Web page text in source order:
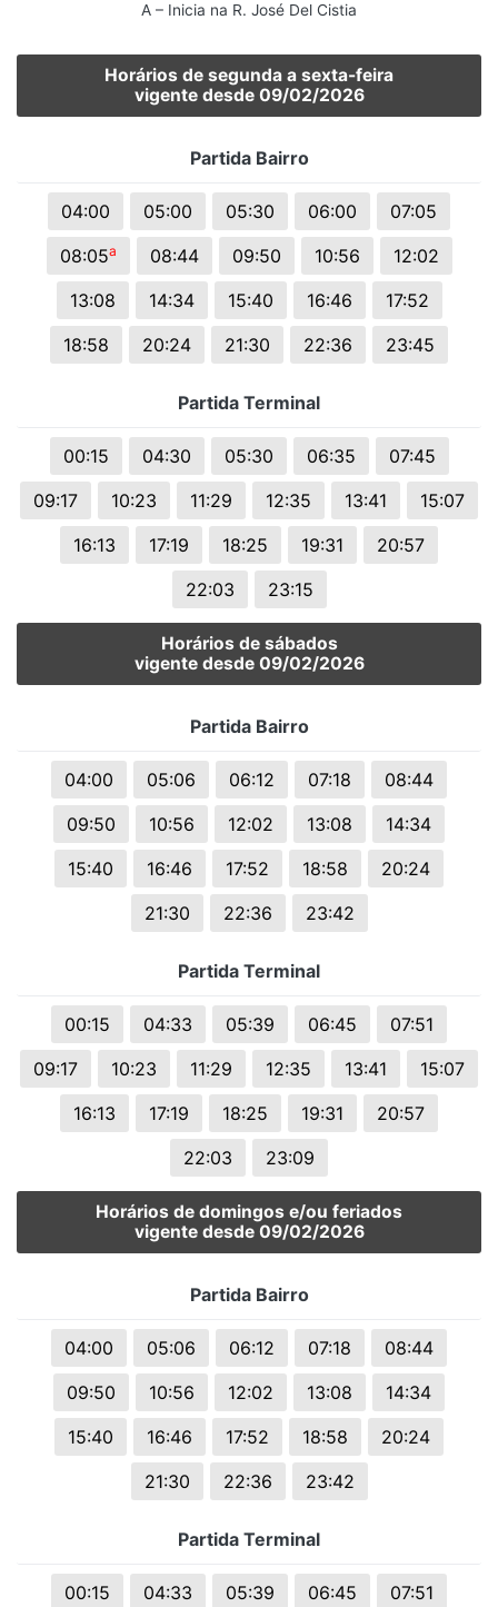
A – Inicia na R. José Del Cistia
Horários de segunda a sexta-feira
vigente desde 09/02/2026
Partida Bairro
04:00 05:00 05:30 06:00
07:05
08:05a 08:44 09:50 10:56
12:02
13:08
14:34 15:40 16:46
17:52
18:58
20:24 21:30 22:36 23:45
Partida Terminal
00:15 04:30 05:30 06:35
07:45
09:17
10:23 11:29 12:35 13:41
15:07
16:13
17:19 18:25 19:31
20:57
22:03
23:15
Horários de sábados
vigente desde 09/02/2026
Partida Bairro
04:00 05:06 06:12 07:18
08:44
09:50
10:56 12:02 13:08
14:34
15:40
16:46 17:52 18:58
20:24
21:30
22:36 23:42
Partida Terminal
00:15 04:33 05:39 06:45
07:51
09:17
10:23 11:29 12:35 13:41
15:07
16:13
17:19 18:25 19:31
20:57
22:03
23:09
Horários de domingos e/ou feriados
vigente desde 09/02/2026
Partida Bairro
04:00 05:06 06:12 07:18
08:44
09:50
10:56 12:02 13:08
14:34
15:40
16:46 17:52 18:58
20:24
21:30
22:36 23:42
Partida Terminal
00:15 04:33 05:39 06:45
07:51